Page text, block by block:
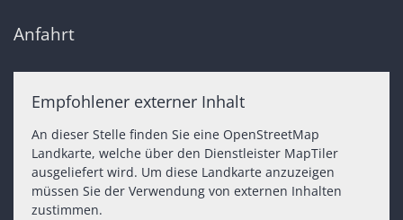
Anfahrt
Empfohlener externer Inhalt
An dieser Stelle finden Sie eine OpenStreetMap
Landkarte, welche über den Dienstleister MapTiler
ausgeliefert wird. Um diese Landkarte anzuzeigen
müssen Sie der Verwendung von externen Inhalten
zustimmen.